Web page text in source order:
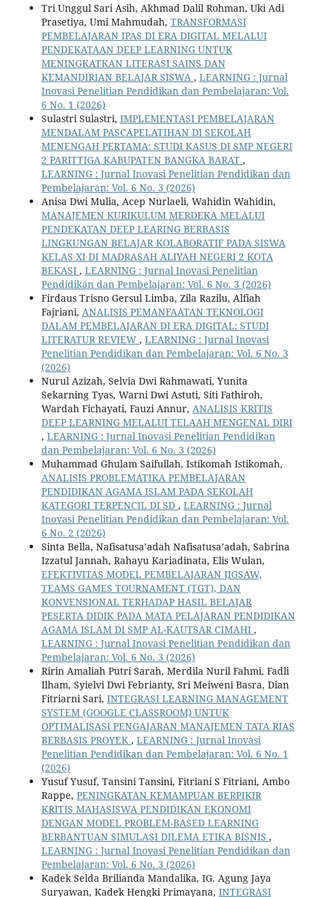
Tri Unggul Sari Asih, Akhmad Dalil Rohman, Uki Adi
Prasetiya, Umi Mahmudah, TRANSFORMASI
PEMBELAJARAN IPAS DI ERA DIGITAL MELALUI
PENDEKATAAN DEEP LEARNING UNTUK
MENINGKATKAN LITERASI SAINS DAN
KEMANDIRIAN BELAJAR SISWA , LEARNING : Jurnal
Inovasi Penelitian Pendidikan dan Pembelajaran: Vol.
6 No. 1 (2026)
Sulastri Sulastri, IMPLEMENTASI PEMBELAJARAN
MENDALAM PASCAPELATIHAN DI SEKOLAH
MENENGAH PERTAMA: STUDI KASUS DI SMP NEGERI
2 PARITTIGA KABUPATEN BANGKA BARAT ,
LEARNING : Jurnal Inovasi Penelitian Pendidikan dan
Pembelajaran: Vol. 6 No. 3 (2026)
Anisa Dwi Mulia, Acep Nurlaeli, Wahidin Wahidin,
MANAJEMEN KURIKULUM MERDEKA MELALUI
PENDEKATAN DEEP LEARING BERBASIS
LINGKUNGAN BELAJAR KOLABORATIF PADA SISWA
KELAS XI DI MADRASAH ALIYAH NEGERI 2 KOTA
BEKASI , LEARNING : Jurnal Inovasi Penelitian
Pendidikan dan Pembelajaran: Vol. 6 No. 3 (2026)
Firdaus Trisno Gersul Limba, Zila Razilu, Alfiah
Fajriani, ANALISIS PEMANFAATAN TEKNOLOGI
DALAM PEMBELAJARAN DI ERA DIGITAL: STUDI
LITERATUR REVIEW , LEARNING : Jurnal Inovasi
Penelitian Pendidikan dan Pembelajaran: Vol. 6 No. 3
(2026)
Nurul Azizah, Selvia Dwi Rahmawati, Yunita
Sekarning Tyas, Warni Dwi Astuti, Siti Fathiroh,
Wardah Fichayati, Fauzi Annur, ANALISIS KRITIS
DEEP LEARNING MELALUI TELAAH MENGENAL DIRI
, LEARNING : Jurnal Inovasi Penelitian Pendidikan
dan Pembelajaran: Vol. 6 No. 3 (2026)
Muhammad Ghulam Saifullah, Istikomah Istikomah,
ANALISIS PROBLEMATIKA PEMBELAJARAN
PENDIDIKAN AGAMA ISLAM PADA SEKOLAH
KATEGORI TERPENCIL DI SD , LEARNING : Jurnal
Inovasi Penelitian Pendidikan dan Pembelajaran: Vol.
6 No. 2 (2026)
Sinta Bella, Nafisatusa’adah Nafisatusa’adah, Sabrina
Izzatul Jannah, Rahayu Kariadinata, Elis Wulan,
EFEKTIVITAS MODEL PEMBELAJARAN JIGSAW,
TEAMS GAMES TOURNAMENT (TGT), DAN
KONVENSIONAL TERHADAP HASIL BELAJAR
PESERTA DIDIK PADA MATA PELAJARAN PENDIDIKAN
AGAMA ISLAM DI SMP AL-KAUTSAR CIMAHI ,
LEARNING : Jurnal Inovasi Penelitian Pendidikan dan
Pembelajaran: Vol. 6 No. 3 (2026)
Ririn Amaliah Putri Sarah, Merdila Nuril Fahmi, Fadli
Ilham, Syielvi Dwi Febrianty, Sri Meiweni Basra, Dian
Fitriarni Sari, INTEGRASI LEARNING MANAGEMENT
SYSTEM (GOOGLE CLASSROOM) UNTUK
OPTIMALISASI PENGAJARAN MANAJEMEN TATA RIAS
BERBASIS PROYEK , LEARNING : Jurnal Inovasi
Penelitian Pendidikan dan Pembelajaran: Vol. 6 No. 1
(2026)
Yusuf Yusuf, Tansini Tansini, Fitriani S Fitriani, Ambo
Rappe, PENINGKATAN KEMAMPUAN BERPIKIR
KRITIS MAHASISWA PENDIDIKAN EKONOMI
DENGAN MODEL PROBLEM-BASED LEARNING
BERBANTUAN SIMULASI DILEMA ETIKA BISNIS ,
LEARNING : Jurnal Inovasi Penelitian Pendidikan dan
Pembelajaran: Vol. 6 No. 3 (2026)
Kadek Selda Brilianda Mandalika, IG. Agung Jaya
Suryawan, Kadek Hengki Primayana, INTEGRASI